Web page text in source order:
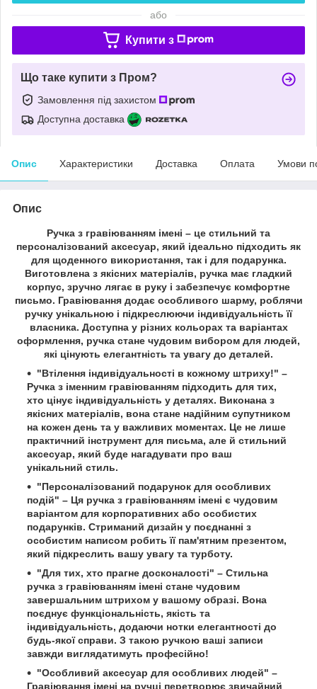
або
Купити з
Що таке купити з Пром?
Замовлення під захистом
Доступна доставка
Опис Характеристики Доставка Оплата Умови
Опис
Ручка з гравіюванням імені – це стильний та
персоналізований аксесуар, який ідеально підходить як
для щоденного використання, так і для подарунка.
Виготовлена з якісних матеріалів, ручка має гладкий
корпус, зручно лягає в руку і забезпечує комфортне
письмо. Гравіювання додає особливого шарму, роблячи
ручку унікальною і підкреслюючи індивідуальність її
власника. Доступна у різних кольорах та варіантах
оформлення, ручка стане чудовим вибором для людей,
які цінують елегантність та увагу до деталей.
"Втілення індивідуальності в кожному штриху!" –
Ручка з іменним гравіюванням підходить для тих,
хто цінує індивідуальність у деталях. Виконана з
якісних матеріалів, вона стане надійним супутником
на кожен день та у важливих моментах. Це не лише
практичний інструмент для письма, але й стильний
аксесуар, який буде нагадувати про ваш
унікальний стиль.
"Персоналізований подарунок для особливих
подій" – Ця ручка з гравіюванням імені є чудовим
варіантом для корпоративних або особистих
подарунків. Стриманий дизайн у поєднанні з
особистим написом робить її пам'ятним презентом,
який підкреслить вашу увагу та турботу.
"Для тих, хто прагне досконалості" – Стильна
ручка з гравіюванням імені стане чудовим
завершальним штрихом у вашому образі. Вона
поєднує функціональність, якість та
індивідуальність, додаючи нотки елегантності до
будь-якої справи. З такою ручкою ваші записи
завжди виглядатимуть професійно!
"Особливий аксесуар для особливих людей" –
Гравіювання імені на ручці перетворює звичайний